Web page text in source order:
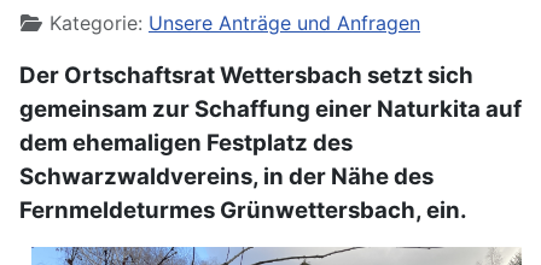
DetailsKategorie: Unsere Anträge und Anfragen
Der Ortschaftsrat Wettersbach setzt sich
gemeinsam zur Schaffung einer Naturkita auf
dem ehemaligen Festplatz des
Schwarzwaldvereins, in der Nähe des
Fernmeldeturmes Grünwettersbach, ein.